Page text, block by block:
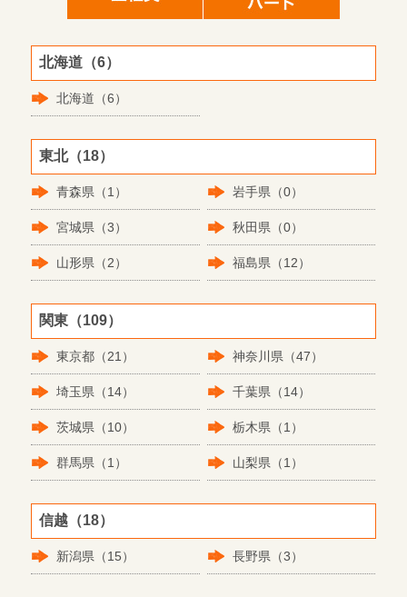
北海道（6）
北海道（6）
東北（18）
青森県（1） 岩手県（0）
宮城県（3） 秋田県（0）
山形県（2） 福島県（12）
関東（109）
東京都（21） 神奈川県（47）
埼玉県（14） 千葉県（14）
茨城県（10） 栃木県（1）
群馬県（1） 山梨県（1）
信越（18）
新潟県（15） 長野県（3）